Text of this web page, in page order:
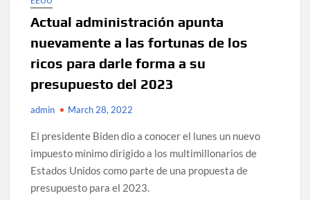
Actual administración apunta
nuevamente a las fortunas de los
ricos para darle forma a su
presupuesto del 2023
admin March 28, 2022
El presidente Biden dio a conocer el lunes un nuevo
impuesto mínimo dirigido a los multimillonarios de
Estados Unidos como parte de una propuesta de
presupuesto para el 2023.